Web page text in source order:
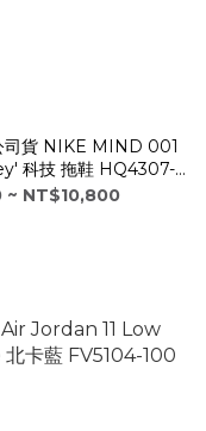
司貨 NIKE MIND 001
科技 拖鞋 HQ4307-
003
~ NT$10,800